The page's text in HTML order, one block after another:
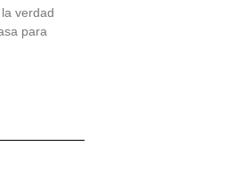
verdad
para